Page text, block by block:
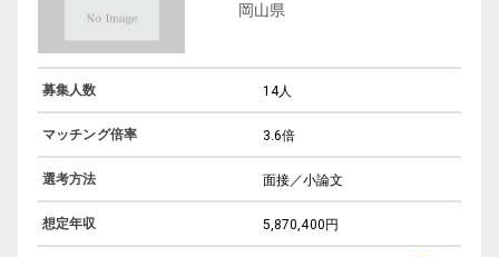
岡山県
募集人数 14人
マッチング倍率 3.6倍
選考方法 面接／小論文
想定年収 5,870,400円